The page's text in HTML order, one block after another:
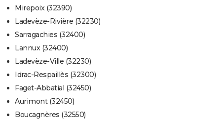
Mirepoix (32390)
Ladevèze-Rivière (32230)
Sarragachies (32400)
Lannux (32400)
Ladevèze-Ville (32230)
Idrac-Respaillès (32300)
Faget-Abbatial (32450)
Aurimont (32450)
Boucagnères (32550)